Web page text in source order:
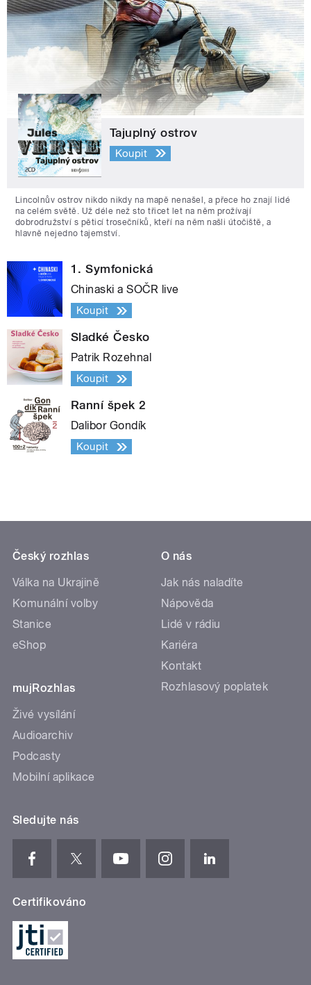
Tajuplný ostrov
Koupit
Lincolnův ostrov nikdo nikdy na mapě nenašel, a přece ho znají lidé
na celém světě. Už déle než sto třicet let na něm prožívají
dobrodružství s pěticí trosečníků, kteří na něm našli útočiště, a
hlavně nejedno tajemství.
1. Symfonická
Chinaski a SOČR live
Koupit
Sladké Česko
Patrik Rozehnal
Koupit
Ranní špek 2
Dalibor Gondík
Koupit
Český rozhlas
Válka na Ukrajině
Komunální volby
Stanice
eShop
mujRozhlas
Živé vysílání
Audioarchiv
Podcasty
Mobilní aplikace
O nás
Jak nás naladíte
Nápověda
Lidé v rádiu
Kariéra
Kontakt
Rozhlasový poplatek
Sledujte nás
Certifikováno